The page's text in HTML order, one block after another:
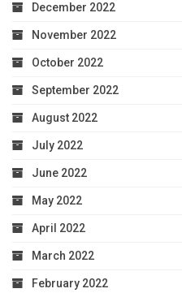
December 2022
November 2022
October 2022
September 2022
August 2022
July 2022
June 2022
May 2022
April 2022
March 2022
February 2022